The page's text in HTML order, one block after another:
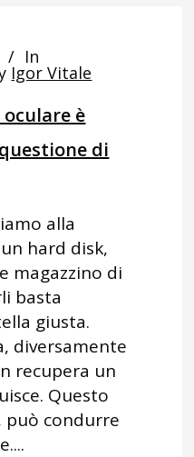
In
Igor Vitale
è
di
alla
hard disk,
magazzino di
basta
giusta.
diversamente
recupera un
Questo
può condurre